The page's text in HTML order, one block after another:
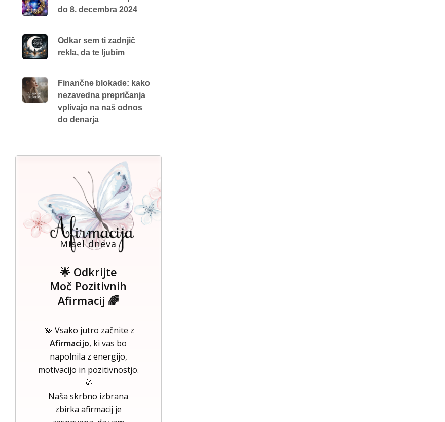
do 8. decembra 2024
Odkar sem ti zadnjič
rekla, da te ljubim
Finančne blokade: kako
nezavedna prepričanja
vplivajo na naš odnos
do denarja
Misel dneva
🌟 Odkrijte
Moč Pozitivnih
Afirmacij 🌈
💫 Vsako jutro začnite z
Afirmacijo, ki vas bo
napolnila z energijo,
motivacijo in pozitivnostjo.
🌞
Naša skrbno izbrana
zbirka afirmacij je